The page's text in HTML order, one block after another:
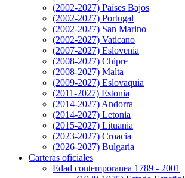
(2002-2027) Países Bajos
(2002-2027) Portugal
(2002-2027) San Marino
(2002-2027) Vaticano
(2007-2027) Eslovenia
(2008-2027) Chipre
(2008-2027) Malta
(2009-2027) Eslovaquia
(2011-2027) Estonia
(2014-2027) Andorra
(2014-2027) Letonia
(2015-2027) Lituania
(2023-2027) Croacia
(2026-2027) Bulgaria
Carteras oficiales
Edad contemporanea 1789 - 2001